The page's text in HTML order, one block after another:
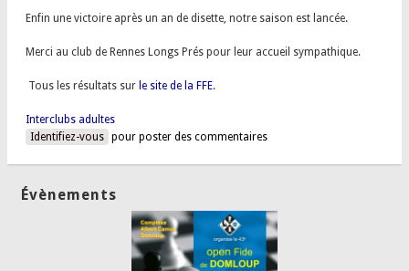
Enfin une victoire après un an de disette, notre saison est lancée.
Merci au club de Rennes Longs Prés pour leur accueil sympathique.
Tous les résultats sur le site de la FFE.
Interclubs adultes
Identifiez-vous pour poster des commentaires
Évènements